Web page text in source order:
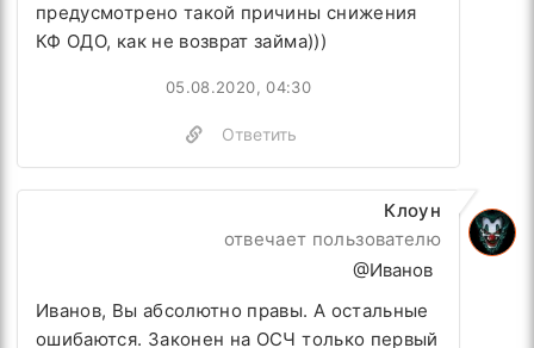
предусмотрено такой причины снижения
КФ ОДО, как не возврат займа)))
Ответить
05.08.2020, 04:30
Клоун
отвечает пользователю
@Иванов
Иванов, Вы абсолютно правы. А остальные
ошибаются. Законен на ОСЧ только первый